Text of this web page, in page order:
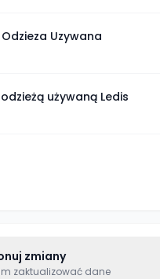
Odzieza Uzywana
używaną Ledis
zmiany
zaktualizować dane